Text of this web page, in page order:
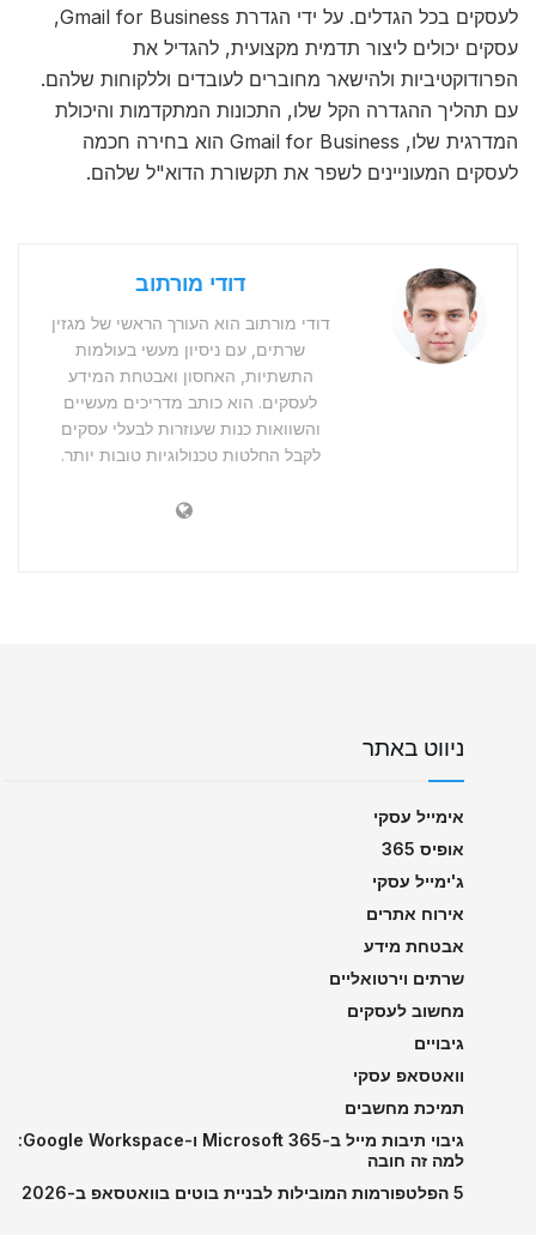
לעסקים בכל הגדלים. על ידי הגדרת Gmail for Business,
עסקים יכולים ליצור תדמית מקצועית, להגדיל את
הפרודוקטיביות ולהישאר מחוברים לעובדים וללקוחות שלהם.
עם תהליך ההגדרה הקל שלו, התכונות המתקדמות והיכולת
המדרגית שלו, Gmail for Business הוא בחירה חכמה
לעסקים המעוניינים לשפר את תקשורת הדוא"ל שלהם.
דודי מורתוב
דודי מורתוב הוא העורך הראשי של מגזין
שרתים, עם ניסיון מעשי בעולמות
התשתיות, האחסון ואבטחת המידע
לעסקים. הוא כותב מדריכים מעשיים
והשוואות כנות שעוזרות לבעלי עסקים
לקבל החלטות טכנולוגיות טובות יותר.
ניווט באתר
אימייל עסקי
אופיס 365
ג'ימייל עסקי
אירוח אתרים
אבטחת מידע
שרתים וירטואליים
מחשוב לעסקים
גיבויים
וואטסאפ עסקי
תמיכת מחשבים
גיבוי תיבות מייל ב-Microsoft 365 ו-Google Workspace:
למה זה חובה
5 הפלטפורמות המובילות לבניית בוטים בוואטסאפ ב-2026